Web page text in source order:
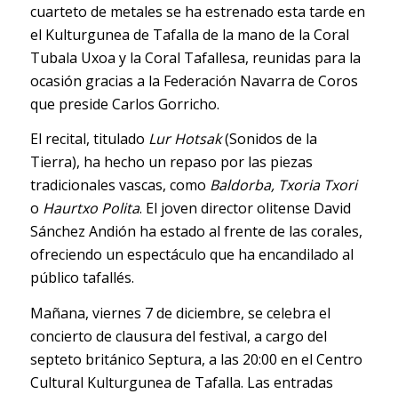
cuarteto de metales se ha estrenado esta tarde en
el Kulturgunea de Tafalla de la mano de la Coral
Tubala Uxoa y la Coral Tafallesa, reunidas para la
ocasión gracias a la Federación Navarra de Coros
que preside Carlos Gorricho.
El recital, titulado Lur Hotsak(Sonidos de la
Tierra), ha hecho un repaso por las piezas
tradicionales vascas, como Baldorba, Txoria Txori
o Haurtxo Polita. El joven director olitense David
Sánchez Andión ha estado al frente de las corales,
ofreciendo un espectáculo que ha encandilado al
público tafallés.
Mañana, viernes 7 de diciembre, se celebra el
concierto de clausura del festival, a cargo del
septeto británico Septura, a las 20:00 en el Centro
Cultural Kulturgunea de Tafalla. Las entradas